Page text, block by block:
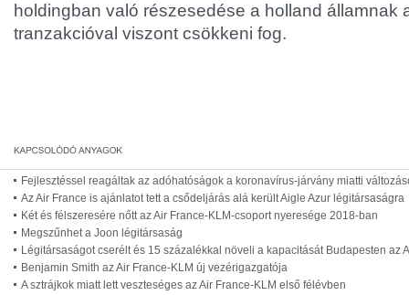
holdingban való részesedése a holland államnak
tranzakcióval viszont csökkeni fog.
Fejlesztéssel reagáltak az adóhatóságok a koronavírus-járvány miatti
Az Air France is ajánlatot tett a csődeljárás alá került Aigle Azur légitársaságra
Két és félszeresére nőtt az Air France-KLM-csoport nyeresége 2018-ban
Megszűnhet a Joon légitársaság
Légitársaságot cserélt és 15 százalékkal növeli a kapacitását Budapesten az
Benjamin Smith az Air France-KLM új vezérigazgatója
A sztrájkok miatt lett veszteséges az Air France-KLM első félévben